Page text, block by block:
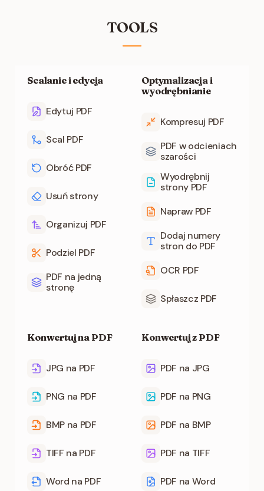
TOOLS
Scalanie i edycja
Edytuj PDF
Scal PDF
Obróć PDF
Usuń strony
Organizuj PDF
Podziel PDF
PDF na jedną
stronę
Optymalizacja i
wyodrębnianie
Kompresuj PDF
PDF w odcieniach
szarości
Wyodrębnij
strony PDF
Napraw PDF
Dodaj numery
stron do PDF
OCR PDF
Spłaszcz PDF
Konwertuj na PDF
JPG na PDF
PNG na PDF
BMP na PDF
TIFF na PDF
Word na PDF
Konwertuj z PDF
PDF na JPG
PDF na PNG
PDF na BMP
PDF na TIFF
PDF na Word